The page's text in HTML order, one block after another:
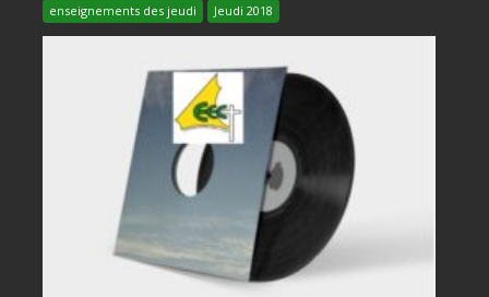
enseignements des jeudi Jeudi 2018